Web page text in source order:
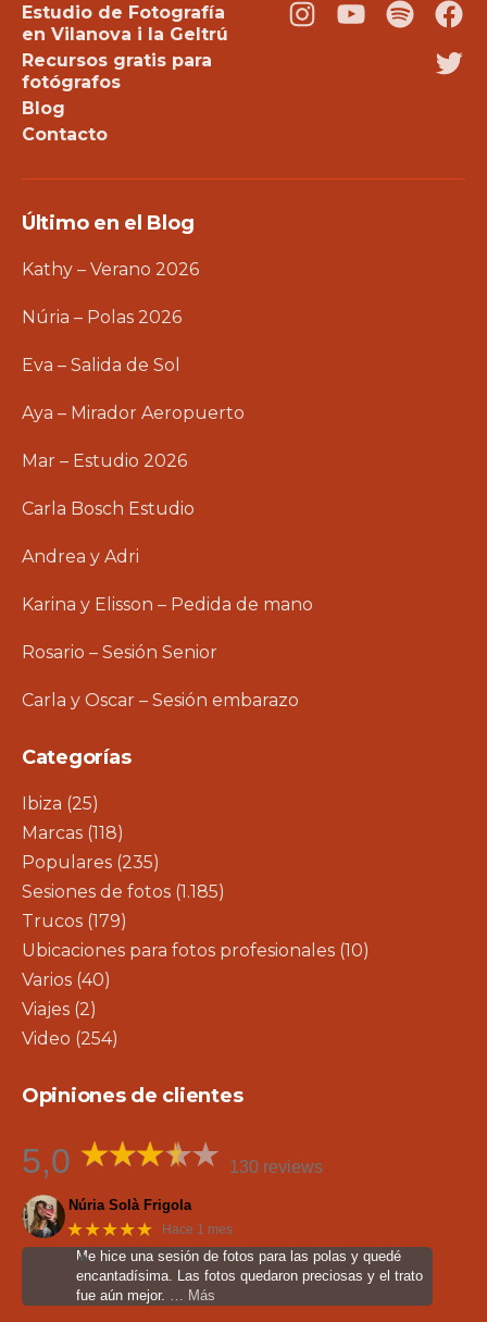
Estudio de Fotografía
en Vilanova i la Geltrú
Recursos gratis para
fotógrafos
Blog
Contacto
Instagram
YoutubePodcast
Último en el Blog
Kathy – Verano 2026
Núria – Polas 2026
Eva – Salida de Sol
Aya – Mirador Aeropuerto
Mar – Estudio 2026
Carla Bosch Estudio
Andrea y Adri
Karina y Elisson – Pedida de mano
Rosario – Sesión Senior
Carla y Oscar – Sesión embarazo
Categorías
Ibiza (25)
Marcas (118)
Populares (235)
Sesiones de fotos (1.185)
Trucos (179)
Ubicaciones para fotos profesionales (10)
Varios (40)
Viajes (2)
Video (254)
Opiniones de clientes
5,0 130 reviews
Núria Solà Frigola
★★★★★ Hace 1 mes
Me hice una sesión de fotos para las polas y quedé
encantadísima. Las fotos quedaron preciosas y el trato
fue aún mejor.
… Más